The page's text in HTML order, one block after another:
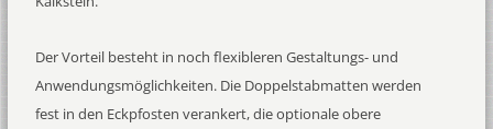
Der Vorteil besteht in noch flexibleren Gestaltungs- und
Anwendungsmöglichkeiten. Die Doppelstabmatten werden
fest in den Eckpfosten verankert, die optionale obere